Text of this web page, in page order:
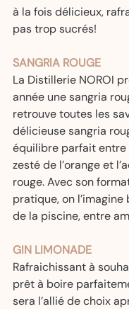
à la fois délicieux,
pas trop sucrés!
SANGRIA ROUGE
La Distillerie NOROI
année une sangria
retrouve toutes les
délicieuse sangria
équilibre parfait entre
zesté de l’orange et
rouge. Avec son
pratique, on
de la piscine, entre
GIN LIMONADE
Rafraichissant à
prêt à boire
sera l’allié de choix